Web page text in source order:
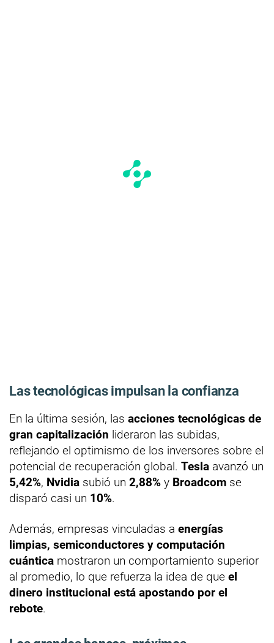
Las tecnológicas impulsan la confianza
En la última sesión, las acciones tecnológicas de
gran capitalización lideraron las subidas,
reflejando el optimismo de los inversores sobre el
potencial de recuperación global. Tesla avanzó un
5,42%, Nvidia subió un 2,88% y Broadcom se
disparó casi un 10%.
Además, empresas vinculadas a energías
limpias, semiconductores y computación
cuántica mostraron un comportamiento superior
al promedio, lo que refuerza la idea de que el
dinero institucional está apostando por el
rebote.